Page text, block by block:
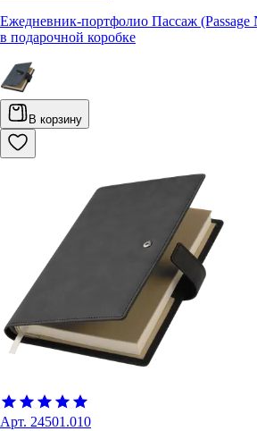
Ежедневник-портфолио Пассаж (Passage
в подарочной коробке
В корзину
Арт. 24501.010